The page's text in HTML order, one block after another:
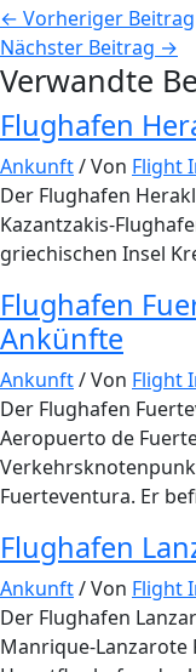
Beitragsnavigation
← Vorheriger Beitrag
Nächster Beitrag →
Verwandte
Flughafen
Ankunft/ Von Flight
Der Flughafen
Kazantzakis-
griechischen Insel
Flughafen
Ankünfte
Ankunft/ Von Flight
Der Flughafen
Aeropuerto de
Fuerteventura. Er
Flughafen
Ankunft/ Von Flight
Der Flughafen
Manrique-Lanzarote